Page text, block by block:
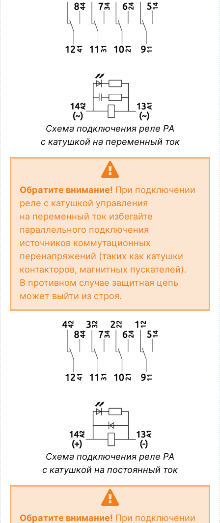
Схема подключения реле PA
с катушкой на переменный ток
Обратите внимание! При подключении
реле с катушкой управления
на переменный ток избегайте
параллельного подключения
источников коммутационных
перенапряжений (таких как катушки
контакторов, магнитных пускателей).
В противном случае защитная цепь
может выйти из строя.
Схема подключения реле PA
с катушкой на постоянный ток
Обратите внимание! При подключении